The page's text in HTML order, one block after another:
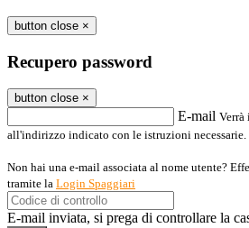
button close ×
Recupero password
button close ×
E-mail Verrà
all'indirizzo indicato con le istruzioni necessarie.
Non hai una e-mail associata al nome utente?
tramite la Login Spaggiari
E-mail inviata, si prega di controllare la